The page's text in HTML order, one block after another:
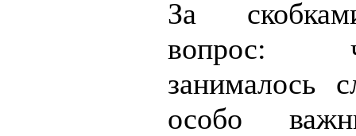
За
занималось
особо